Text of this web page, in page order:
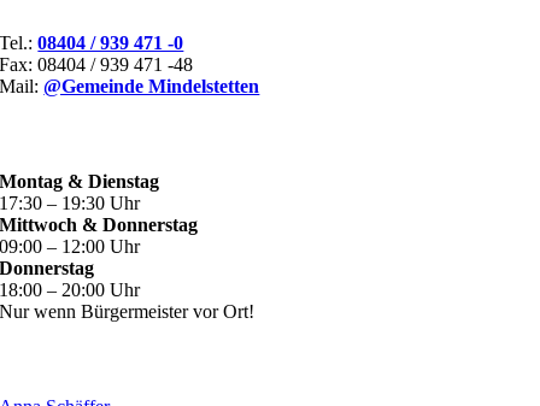
Tel.:08404 / 939 471 -0
Fax: 08404 / 939 471 -48
Mail:@Gemeinde Mindelstetten
Montag & Dienstag
17:30 – 19:30 Uhr
Mittwoch & Donnerstag
09:00 – 12:00 Uhr
Donnerstag
18:00 – 20:00 Uhr
Nur wenn Bürgermeister vor Ort!